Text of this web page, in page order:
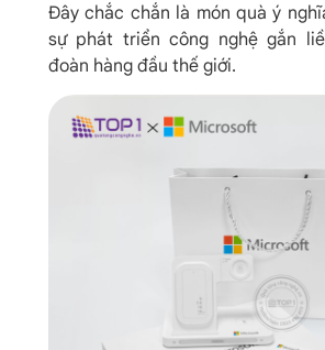
Đây chắc chắn là món quà ý
sự phát triển công nghệ gắn
đoàn hàng đầu thế giới.